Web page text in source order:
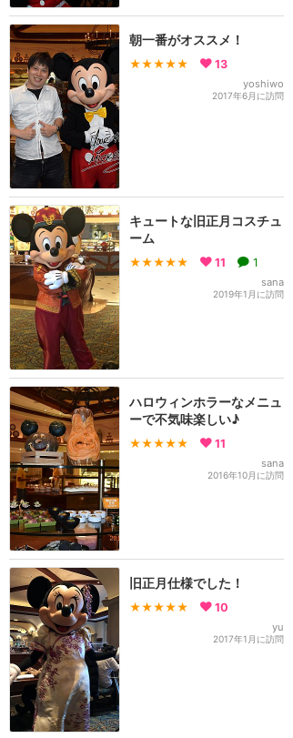
朝一番がオススメ！
★★★★★ 13
yoshiwo
2017年6月に訪問
キュートな旧正月コスチュ
ーム
★★★★★ 11 1
sana
2019年1月に訪問
ハロウィンホラーなメニュ
ーで不気味楽しい♪
★★★★★ 11
sana
2016年10月に訪問
旧正月仕様でした！
★★★★★ 10
yu
2017年1月に訪問